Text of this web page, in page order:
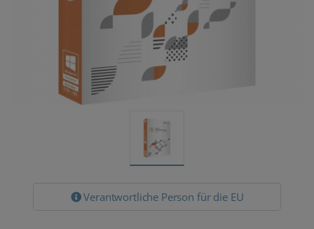
Verantwortliche Person für die EU